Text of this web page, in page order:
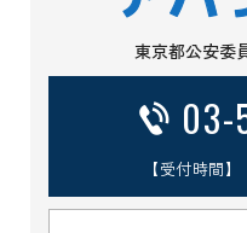
東京都公安委
03-
【受付時間